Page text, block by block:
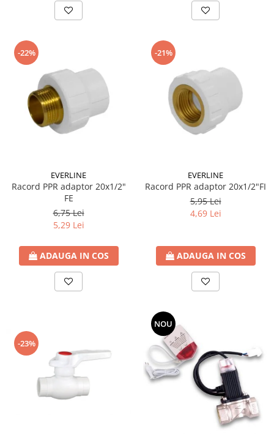
-22%
EVERLINE
Racord PPR adaptor 20x1/2"
FE
6,75 Lei
5,29 Lei
ADAUGA IN COS
-21%
EVERLINE
Racord PPR adaptor 20x1/2"FI
5,95 Lei
4,69 Lei
ADAUGA IN COS
-23%
NOU